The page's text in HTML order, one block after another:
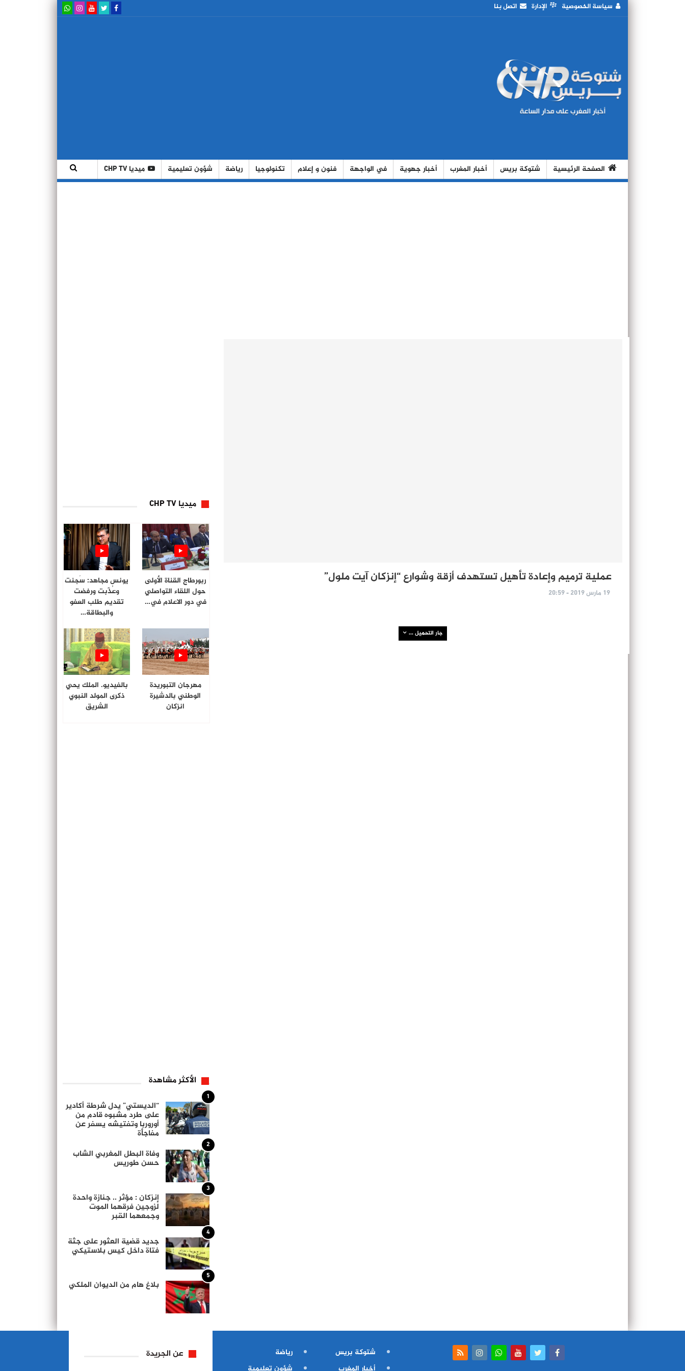
سياسة الخصوصية الإدارة اتصل بنا
الصفحة الرئيسية شتوكة بريس أخبار المغرب أخبار جهوية في الواجهة فنون و إعلام تكنولوجيا رياضة شؤون تعليمية ميديا CHP TV
عملية ترميم وإعادة تأهيل تستهدف أزقة وشوارع “إنزكان آيت ملول”
19 مارس 2019 - 20:59
جار التحميل ...
ميديا CHP TV
ربورطاج القناة الأولى
حول اللقاء التواصلي
في دور الاعلام في…
يونس مجاهد: سُجنت
وعُذّبت ورفضت
تقديم طلب العفو
والبطاقة…
مهرجان التبوريدة
الوطني بالدشيرة
انزكان
بالفيديو. الملك يحي
ذكرى المولد النبوي
الشريق
الأكثر مشاهدة
1
“الديستي” يدل شرطة أكادير
على طرد مشبوه قادم من
أوروربا وتفتيشه يسفر عن
مفاجأة
2
وفاة البطل المغربي الشاب
حسن طوريس
3
إنزكان : مؤثر .. جنازة واحدة
لزوجين فرقهما الموت
وجمعهما القبر
4
جديد قضية العثور على جثة
فتاة داخل كيس بلاستيكي
5
بلاغ هام من الديوان الملكي
شتوكة بريس
أخبار المغرب
رياضة
شؤون تعليمية
عن الجريدة